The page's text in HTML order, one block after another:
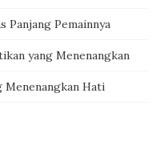
Panjang Pemainnya
yang Menenangkan
Menenangkan Hati